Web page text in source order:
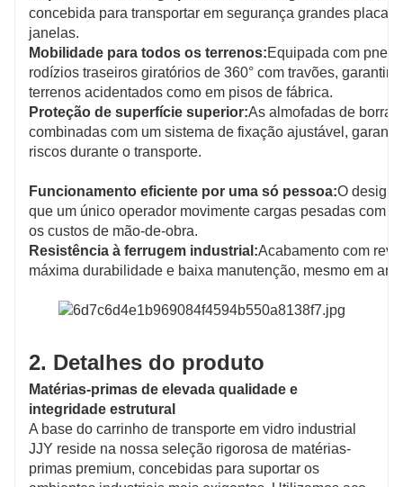
concebida para transportar em segurança grandes
janelas.
Mobilidade para todos os terrenos:Equipada com
rodízios traseiros giratórios de 360° com travões,
terrenos acidentados como em pisos de fábrica.
Proteção de superfície superior:As almofadas de
combinadas com um sistema de fixação ajustável,
riscos durante o transporte.
Funcionamento eficiente por uma só pessoa:O design
que um único operador movimente cargas pesadas com
os custos de mão-de-obra.
Resistência à ferrugem industrial:Acabamento com
máxima durabilidade e baixa manutenção, mesmo em
2. Detalhes do produto
Matérias-primas de elevada qualidade e
integridade estrutural
A base do carrinho de transporte em vidro industrial
JJY reside na nossa seleção rigorosa de matérias-
primas premium, concebidas para suportar os